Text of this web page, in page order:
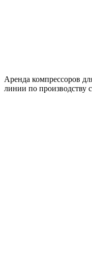
Аренда компрессоров
линии по производству